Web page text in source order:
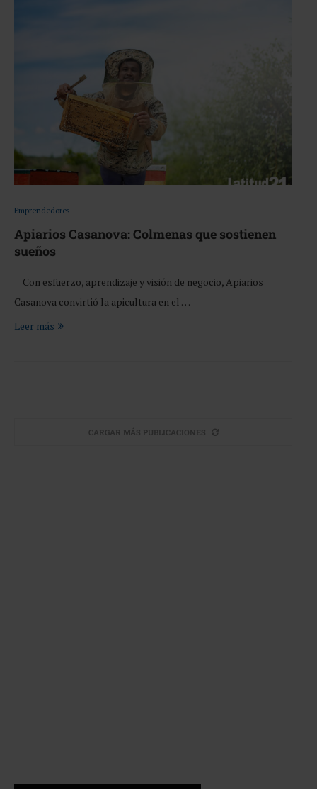
Emprendedores
Apiarios Casanova: Colmenas que sostienen
sueños
Con esfuerzo, aprendizaje y visión de negocio, Apiarios
Casanova convirtió la apicultura en el …
Leer más
CARGAR MÁS PUBLICACIONES